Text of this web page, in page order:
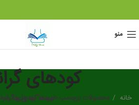
منو
کودهای
دسته بندی ها خانه محصولات برچسب خورده “کودهای